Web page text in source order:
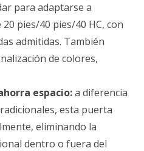
para adaptarse a
pies/40 pies/40 HC, con
admitidas. También
de colores,
espacio:a diferencia
esta puerta
eliminando la
dentro o fuera del